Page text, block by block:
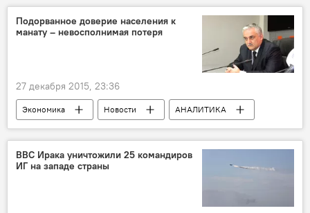
Подорванное доверие населения к
манату – невосполнимая потеря
27 декабря 2015, 23:36
Экономика Новости
АНАЛИТИКА
Фуад Ализаде
Курс
Манат
Азербайджан
ВВС Ирака уничтожили 25 командиров
ИГ на западе страны